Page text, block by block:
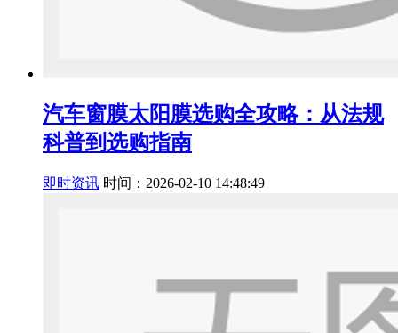
汽车窗膜太阳膜选购全攻略：从法规
科普到选购指南
即时资讯 时间：2026-02-10 14:48:49